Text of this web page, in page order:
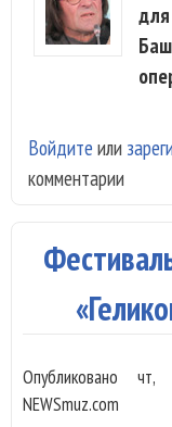
Войдите или
комментарии
Опубликованочт,
NEWSmuz.com